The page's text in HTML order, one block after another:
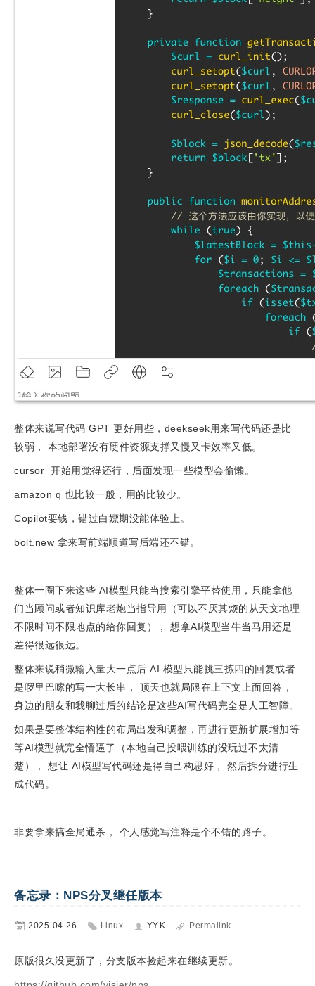
整体来说写代码 GPT 更好用些，deekseek用来写代码还是比
较弱， 本地部署没有硬件资源支撑又慢又卡效率又低。
cursor 开始用觉得还行，后面发现一些模型会偷懒。
amazon q 也比较一般，用的比较少。
Copilot要钱，错过白嫖期没能体验上。
bolt.new 拿来写前端顺道写后端还不错。
整体一圈下来这些 AI模型只能当搜索引擎平替使用，只能拿他
们当顾问或者知识库老炮当指导用（可以不厌其烦的从天文地理
不限时间不限地点的给你回复）， 想拿AI模型当牛当马用还是
差得很远很远。
整体来说稍微输入量大一点后 AI 模型只能挑三拣四的回复或者
是啰里巴嗦的写一大长串， 顶天也就局限在上下文上面回答，
身边的朋友和我聊过后的结论是这些AI写代码完全是人工智障。
如果是要整体结构性的布局出发和调整，再进行更新扩展增加等
等AI模型就完全懵逼了（本地自己投喂训练的没玩过不太清
楚）， 想让 AI模型写代码还是得自己构思好， 然后拆分进行生
成代码。
非要拿来搞全局通杀， 个人感觉写注释是个不错的路子。
备忘录：NPS分叉继任版本
2025-04-26 Linux YY.K Permalink
原版很久没更新了，分支版本捡起来在继续更新。